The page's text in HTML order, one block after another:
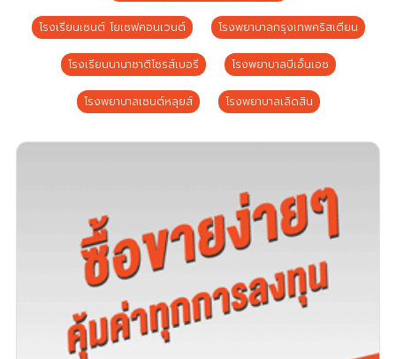
โรงเรียนเซนต์ โยเซฟคอนเวนต์ โรงพยาบาลกรุงเทพคริสเตียน
โรงเรียนนานาชาติโชรส์เบอรี โรงพยาบาลบีเอ็นเอช
โรงพยาบาลเซนต์หลุยส์ โรงพยาบาลเลิดสิน